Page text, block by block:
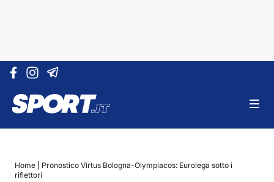
Vai al contenuto
Home
Pronostico Virtus Bologna-Olympiacos: Eurolega sotto i
riflettori